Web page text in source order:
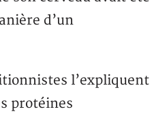
d’un
l’expliquent
protéines